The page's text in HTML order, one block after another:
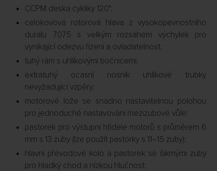
CCPM deska cykliky 120°;
celokovová rotorová hlava z vysokopevnostního
duralu 7075 s velkým rozsahem výchylek pro
vynikající odezvu řízení a ovladatelnost;
tuhý rám s uhlíkovými bočnicemi;
extratuhý ocasní nosník uhlíkové trubky
nevyžadující vzpěry;
motorové lože se snadno nastavitelnou polohou
pro jednoduché nastavování mezizubové vůle;
pastorek pro výstupní hřídele motorů s průměrem 6
mm s 13 zuby (lze použít pastorky s 11–15 zuby);
hlavní převodové kolo a pastorek se šikmými zuby
pro hladký chod a nízkou hlučnost;